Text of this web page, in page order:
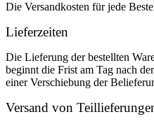
Die Versandkosten für jede
Lieferzeiten
Die Lieferung der bestellten
beginnt die Frist am Tag nach
einer Verschiebung der
Versand von